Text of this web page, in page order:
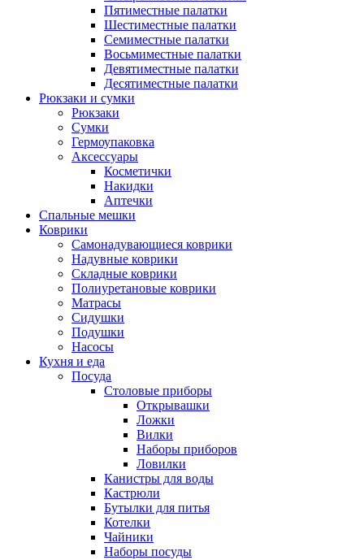
Пятиместные палатки
Шестиместные палатки
Семиместные палатки
Восьмиместные палатки
Девятиместные палатки
Десятиместные палатки
Рюкзаки и сумки
Рюкзаки
Сумки
Гермоупаковка
Аксессуары
Косметички
Накидки
Аптечки
Спальные мешки
Коврики
Самонадувающиеся коврики
Надувные коврики
Складные коврики
Полиуретановые коврики
Матрасы
Сидушки
Подушки
Насосы
Кухня и еда
Посуда
Столовые приборы
Открывашки
Ложки
Вилки
Наборы приборов
Ловилки
Канистры для воды
Кастрюли
Бутылки для питья
Котелки
Чайники
Наборы посуды